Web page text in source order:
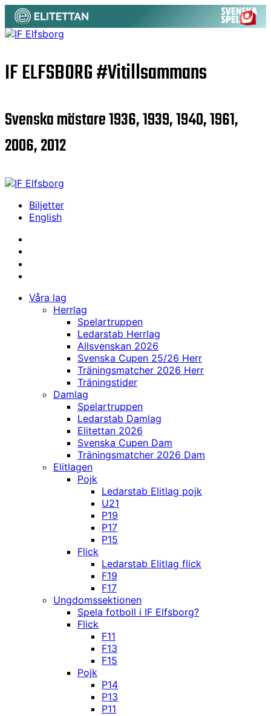
IF ELFSBORG#Vitillsammans
Svenska mästare 1936, 1939, 1940, 1961,
2006, 2012
Biljetter
English
Våra lag
Herrlag
Spelartruppen
Ledarstab Herrlag
Allsvenskan 2026
Svenska Cupen 25/26 Herr
Träningsmatcher 2026 Herr
Träningstider
Damlag
Spelartruppen
Ledarstab Damlag
Elitettan 2026
Svenska Cupen Dam
Träningsmatcher 2026 Dam
Elitlagen
Pojk
Ledarstab Elitlag pojk
U21
P19
P17
P15
Flick
Ledarstab Elitlag flick
F19
F17
Ungdomssektionen
Spela fotboll i IF Elfsborg?
Flick
F11
F13
F15
Pojk
P14
P13
P11